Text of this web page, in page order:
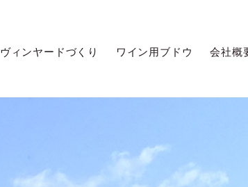
ヴィンヤードづくり ワイン用ブドウ 会社概